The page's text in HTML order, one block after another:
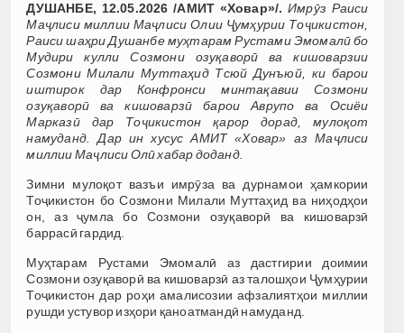
ДУШАНБЕ, 12.05.2026 /АМИТ «Ховар»/. Имрӯз Раиси
Маҷлиси миллии Маҷлиси Олии Ҷумҳурии Тоҷикистон,
Раиси шаҳри Душанбе муҳтарам Рустами Эмомалӣ бо
Мудири кулли Созмони озуқаворӣ ва кишоварзии
Созмони Милали Муттаҳид Тсюй Дунъюй, ки барои
иштирок дар Конфронси минтақавии Созмони
озуқаворӣ ва кишоварзӣ барои Аврупо ва Осиёи
Марказӣ дар Тоҷикистон қарор дорад, мулоқот
намуданд. Дар ин хусус АМИТ «Ховар» аз Маҷлиси
миллии Маҷлиси Олӣ хабар доданд.
Зимни мулоқот вазъи имрӯза ва дурнамои ҳамкории
Тоҷикистон бо Созмони Милали Муттаҳид ва ниҳодҳои
он, аз ҷумла бо Созмони озуқаворӣ ва кишоварзӣ
баррасӣ гардид.
Муҳтарам Рустами Эмомалӣ аз дастгирии доимии
Созмони озуқаворӣ ва кишоварзӣ аз талошҳои Ҷумҳурии
Тоҷикистон дар роҳи амалисозии афзалиятҳои миллии
рушди устувор изҳори қаноатмандӣ намуданд.